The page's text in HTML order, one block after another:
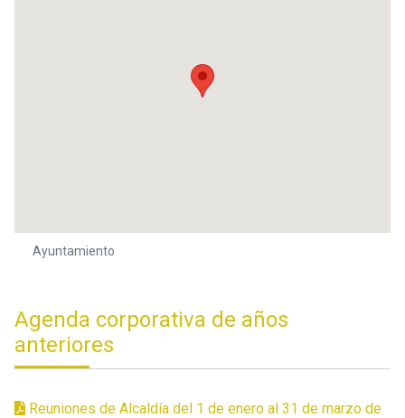
Ayuntamiento
Agenda corporativa de años
anteriores
Reuniones de Alcaldía del 1 de enero al 31 de marzo de